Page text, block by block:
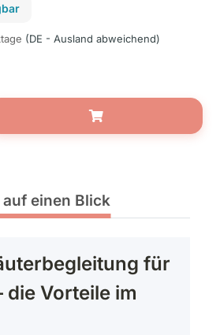
(DE - Ausland abweichend)
einen Blick
für
die Vorteile im